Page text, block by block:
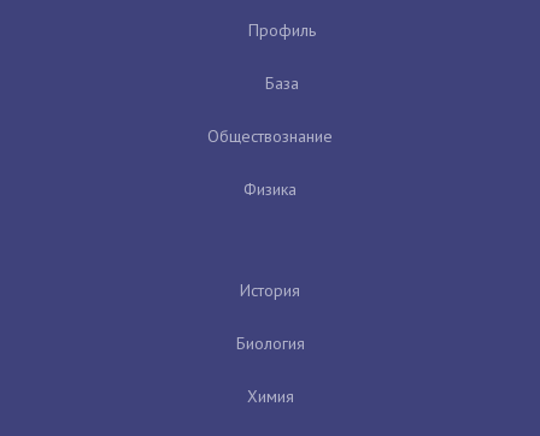
Профиль
База
Обществознание
Физика
История
Биология
Химия